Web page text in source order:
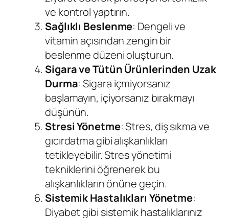
ve kontrol yaptırın.
Sağlıklı Beslenme: Dengeli ve
vitamin açısından zengin bir
beslenme düzeni oluşturun.
Sigara ve Tütün Ürünlerinden Uzak
Durma: Sigara içmiyorsanız
başlamayın, içiyorsanız bırakmayı
düşünün.
Stresi Yönetme: Stres, diş sıkma ve
gıcırdatma gibi alışkanlıkları
tetikleyebilir. Stres yönetimi
tekniklerini öğrenerek bu
alışkanlıkların önüne geçin.
Sistemik Hastalıkları Yönetme:
Diyabet gibi sistemik hastalıklarınız